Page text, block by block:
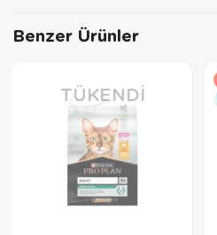
Benzer Ürünler
TÜKENDI